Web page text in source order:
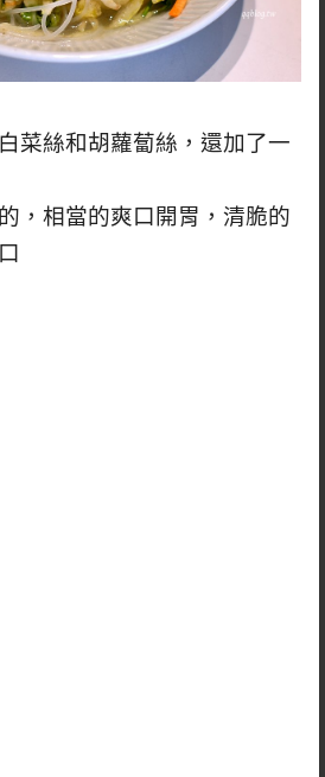
菜絲和胡蘿蔔絲，還加了一
，相當的爽口開胃，清脆的